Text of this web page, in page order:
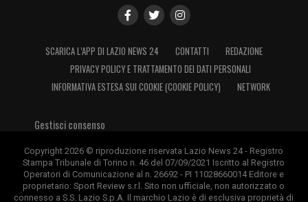
SCARICA L’APP DI LAZIO NEWS 24 CONTATTI
REDAZIONE
PRIVACY POLICY E TRATTAMENTO DEI DATI PERSONALI
INFORMATIVA ESTESA SUI COOKIE (COOKIE POLICY)
NETWORK
Gestisci consenso
Copyright 2026 © riproduzione riservata Lazio News 24 - Registro
Stampa Tribunale di Torino n. 46 del 07/09/2021 Iscritto al Registro
Operatori di Comunicazione al n. 26692 - PI 11028660014 Editore e
proprietario: Sport Review s.r.l. Sito non ufficiale, non autorizzato o
connesso a S.S. Lazio S.p.A. Il marchio Lazio è di esclusiva proprietà di